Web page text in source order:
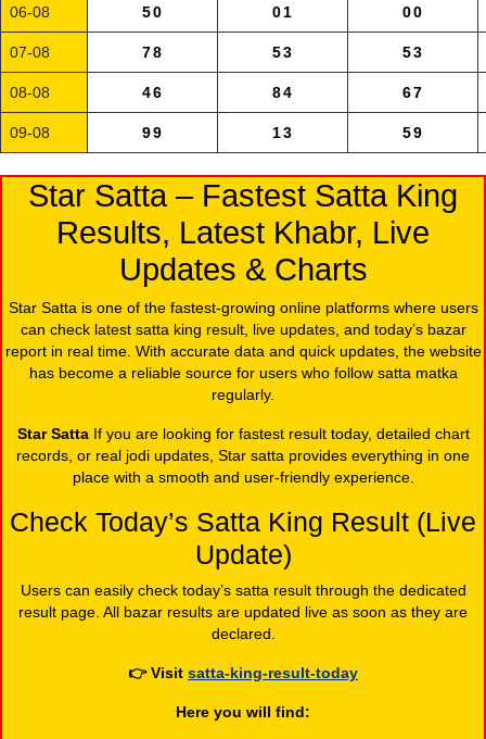
06-08 50 01 00
07-08 78 53 53
08-08 46 84 67
09-08 99 13 59
Star Satta – Fastest Satta King
Results, Latest Khabr, Live
Updates & Charts
Star Satta is one of the fastest-growing online platforms where users
can check latest satta king result, live updates, and today’s bazar
report in real time. With accurate data and quick updates, the website
has become a reliable source for users who follow satta matka
regularly.
Star Satta If you are looking for fastest result today, detailed chart
records, or real jodi updates, Star satta provides everything in one
place with a smooth and user-friendly experience.
Check Today’s Satta King Result (Live
Update)
Users can easily check today’s satta result through the dedicated
result page. All bazar results are updated live as soon as they are
declared.
👉Visit satta-king-result-today
Here you will find: